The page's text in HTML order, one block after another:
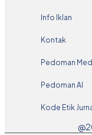
Info Iklan
Kontak
Pedoman
Pedoman AI
Kode Etik